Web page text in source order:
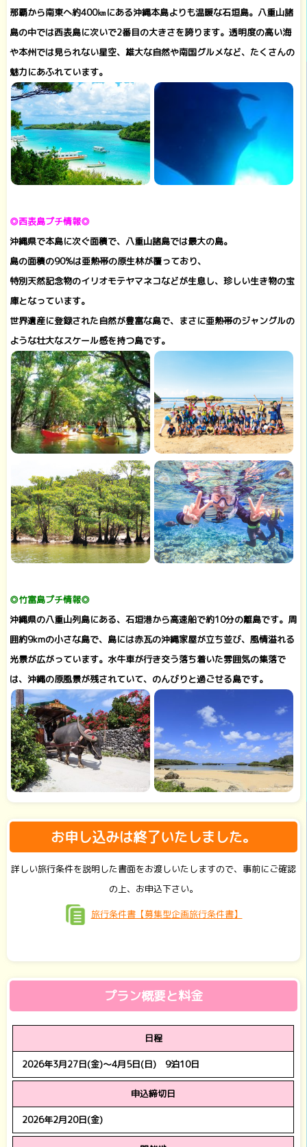
那覇から南東へ約400㎞にある沖縄本島よりも温暖な石垣島。八重山諸
島の中では西表島に次いで2番目の大きさを誇ります。透明度の高い海
や本州では見られない星空、雄大な自然や南国グルメなど、たくさんの
魅力にあふれています。
◎西表島プチ情報◎
沖縄県で本島に次ぐ面積で、八重山諸島では最大の島。
島の面積の90%は亜熱帯の原生林が覆っており、
特別天然記念物のイリオモテヤマネコなどが生息し、珍しい生き物の宝
庫となっています。
世界遺産に登録された自然が豊富な島で、まさに亜熱帯のジャングルの
ような壮大なスケール感を持つ島です。
◎竹富島プチ情報◎
沖縄県の八重山列島にある、石垣港から高速船で約10分の離島です。周
囲約9kmの小さな島で、島には赤瓦の沖縄家屋が立ち並び、風情溢れる
光景が広がっています。水牛車が行き交う落ち着いた雰囲気の集落で
は、沖縄の原風景が残されていて、のんびりと過ごせる島です。
お申し込みは終了いたしました。
詳しい旅行条件を説明した書面をお渡しいたしますので、事前にご確認
の上、お申込下さい。
旅行条件書【募集型企画旅行条件書】
プラン概要と料金
日程
2026年3月27日(金)～4月5日(日) 9泊10日
申込締切日
2026年2月20日(金)